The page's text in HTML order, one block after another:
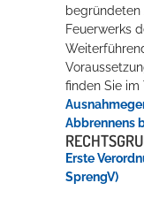
begründeten
Feuerwerks
finden Sie im
Abbrennens
Erste
SprengV)